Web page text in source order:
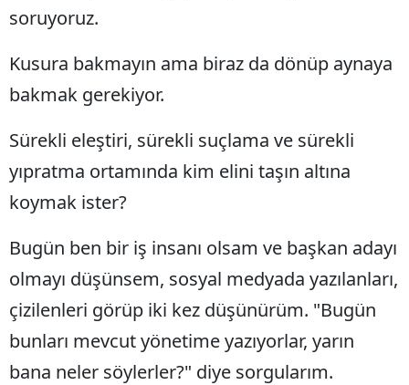
soruyoruz.
Kusura bakmayın ama biraz da dönüp aynaya
bakmak gerekiyor.
Sürekli eleştiri, sürekli suçlama ve sürekli
yıpratma ortamında kim elini taşın altına
koymak ister?
Bugün ben bir iş insanı olsam ve başkan adayı
olmayı düşünsem, sosyal medyada yazılanları,
çizilenleri görüp iki kez düşünürüm. "Bugün
bunları mevcut yönetime yazıyorlar, yarın
bana neler söylerler?" diye sorgularım.